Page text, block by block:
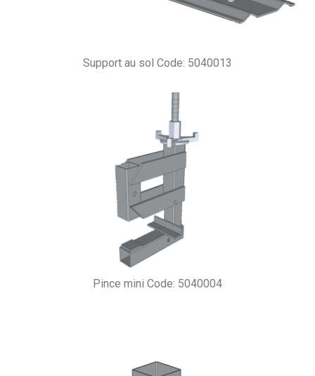
Support au sol Code: 5040013
Pince mini Code: 5040004